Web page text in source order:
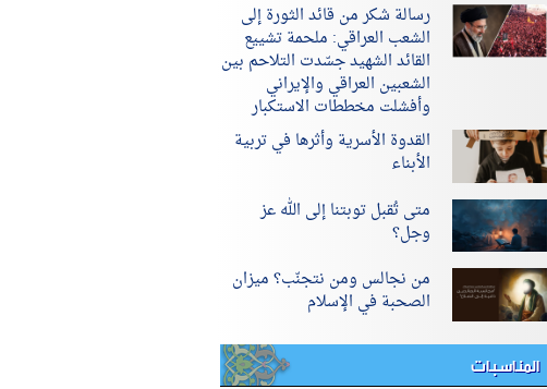
رسالة شكر من قائد الثورة إلى
الشعب العراقي: ملحمة تشييع
القائد الشهيد جسّدت التلاحم بين
الشعبين العراقي والإيراني
وأفشلت مخططات الاستكبار
القدوة الأسرية وأثرها في تربية
الأبناء
متى تُقبل توبتنا إلى الله عز
وجل؟
من نجالس ومن نتجنّب؟ ميزان
الصحبة في الإسلام
المناسبات